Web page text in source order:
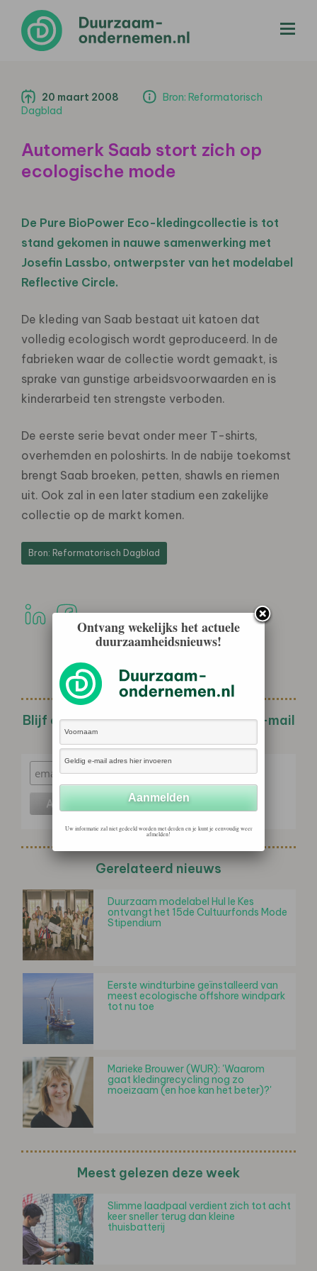
20 maart 2008
Bron: Reformatorisch
Dagblad
Automerk Saab stort zich op
ecologische mode
De Pure BioPower Eco-kledingcollectie is tot
stand gekomen in nauwe samenwerking met
Josefin Lassbo, ontwerpster van het modelabel
Reflective Circle.
De kleding van Saab bestaat uit katoen dat
volledig ecologisch wordt geproduceerd. In de
fabrieken waar de collectie wordt gemaakt, is
sprake van gunstige arbeidsvoorwaarden en is
kinderarbeid ten strengste verboden.
De eerste serie bevat onder meer T-shirts,
overhemden en poloshirts. In de nabije toekomst
brengt Saab broeken, petten, shawls en riemen
uit. Ook zal in een later stadium een zakelijke
collectie op de markt komen.
Bron: Reformatorisch Dagblad
Blijf op de hoogte met de wekelijkse e-mail
Gerelateerd nieuws
Duurzaam modelabel Hul le Kes
ontvangt het 15de Cultuurfonds Mode
Stipendium
Eerste windturbine geïnstalleerd van
meest ecologische offshore windpark
tot nu toe
Marieke Brouwer (WUR): 'Waarom
gaat kledingrecycling nog zo
moeizaam (en hoe kan het beter)?'
Meest gelezen deze week
Slimme laadpaal verdient zich tot acht
keer sneller terug dan kleine
thuisbatterij
Ontvang wekelijks het actuele
duurzaamheidsnieuws!
Uw informatie zal niet gedeeld worden met derden en je kunt je eenvoudig weer
afmelden!